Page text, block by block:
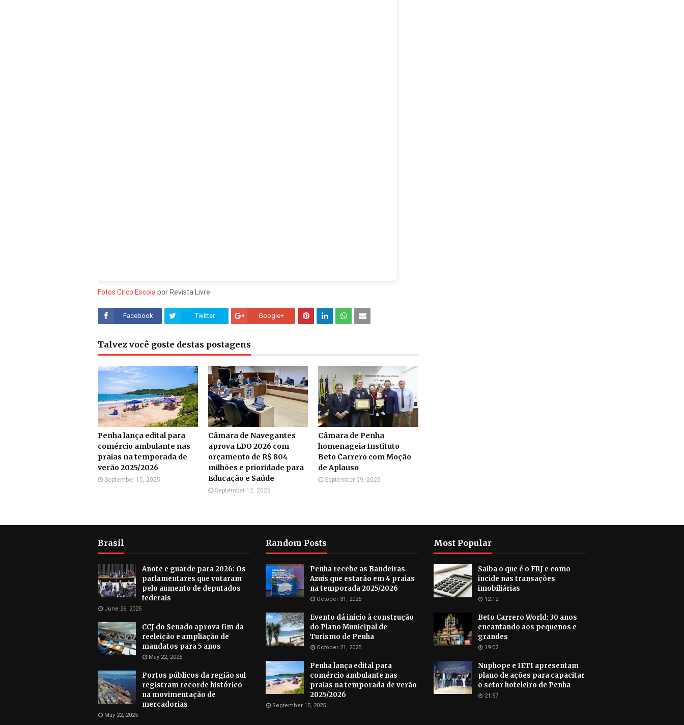
Fotos Circo Escolapor Revista Livre
Facebook Twitter Google+
Talvez você goste destas postagens
Penha lança edital para
comércio ambulante nas
praias na temporada de
verão 2025/2026
September 15, 2025
Câmara de Navegantes
aprova LDO 2026 com
orçamento de R$ 804
milhões e prioridade para
Educação e Saúde
September 12, 2025
Câmara de Penha
homenageia Instituto
Beto Carrero com Moção
de Aplauso
September 09, 2025
Brasil
Anote e guarde para 2026: Os
parlamentares que votaram
pelo aumento de deputados
federais
June 26, 2025
CCJ do Senado aprova fim da
reeleição e ampliação de
mandatos para 5 anos
May 22, 2025
Portos públicos da região sul
registram recorde histórico
na movimentação de
mercadorias
May 22, 2025
Random Posts
Penha recebe as Bandeiras
Azuis que estarão em 4 praias
na temporada 2025/2026
October 31, 2025
Evento dá início à construção
do Plano Municipal de
Turismo de Penha
October 21, 2025
Penha lança edital para
comércio ambulante nas
praias na temporada de verão
2025/2026
September 15, 2025
Most Popular
Saiba o que é o FRJ e como
incide nas transações
imobiliárias
12:12
Beto Carrero World: 30 anos
encantando aos pequenos e
grandes
19:02
Nuphope e IETI apresentam
plano de ações para capacitar
o setor hoteleiro de Penha
21:57